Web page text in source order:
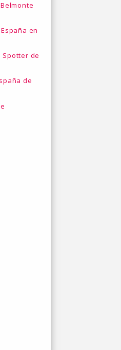
en
de
de